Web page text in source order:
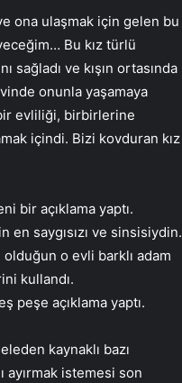
ona ulaşmak için gelen bu
Bu kız türlü
ve kışın ortasında
onunla yaşamaya
evliliği, birbirlerine
içindi. Bizi kovduran kız
bir açıklama yaptı.
saygısızı ve sinsisiydin.
o evli barklı adam
kullandı.
peşe açıklama yaptı.
kaynaklı bazı
ayırmak istemesi son